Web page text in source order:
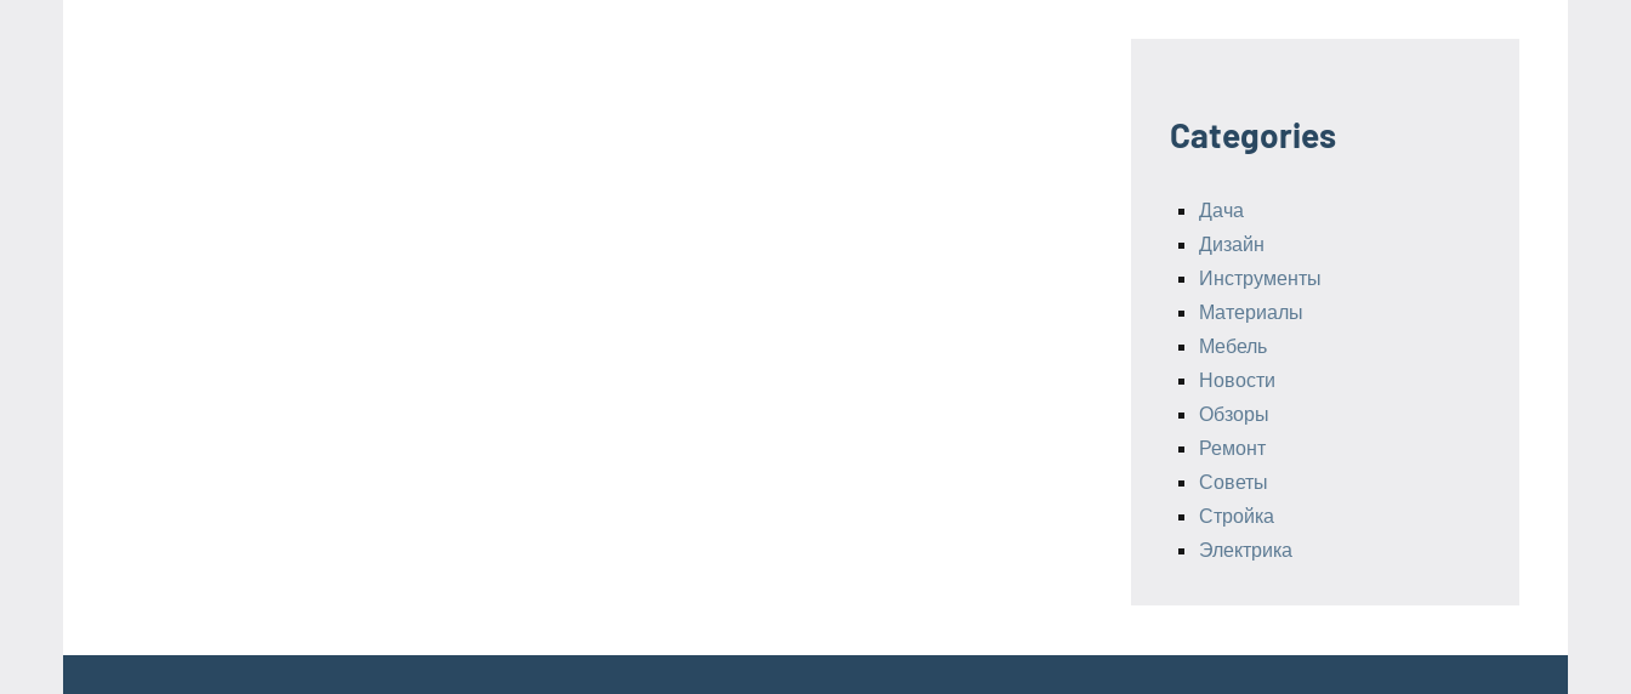
Categories
Дача
Дизайн
Инструменты
Материалы
Мебель
Новости
Обзоры
Ремонт
Советы
Стройка
Электрика